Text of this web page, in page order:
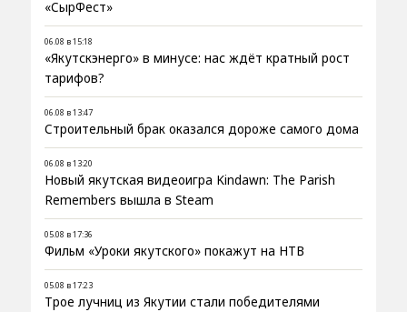
«СырФест»
06.08 в 15:18
«Якутскэнерго» в минусе: нас ждёт кратный рост
тарифов?
06.08 в 13:47
Строительный брак оказался дороже самого дома
06.08 в 13:20
Новый якутская видеоигра Kindawn: The Parish
Remembers вышла в Steam
05.08 в 17:36
Фильм «Уроки якутского» покажут на НТВ
05.08 в 17:23
Трое лучниц из Якутии стали победителями